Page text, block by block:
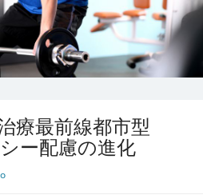
療最前線都市型
ー配慮の進化